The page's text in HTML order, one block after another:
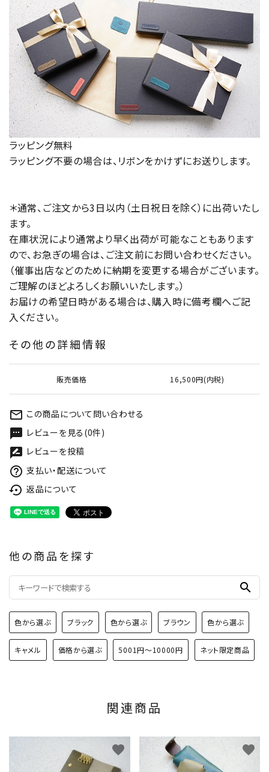
ラッピング無料
ラッピング不要の場合は、リボンをかけずにお送りします。
＊通常、ご注文から3日以内（土日祝日を除く）に出荷いたし
ます。
在庫状況により通常より早く出荷が可能なこともあります
ので、お急ぎの場合は、ご注文前にお問い合わせください。
（催事出店などのために納期を変更する場合がございます。
ご理解のほどよろしくお願いいたします。）
お届けの希望日時がある場合は、購入時に備考欄へご記
入ください。
その他の詳細情報
販売価格 16,500円(内税)
mail_outline この商品について問い合わせる
textsms レビューを見る(0件)
rate_review レビューを投稿
help_outline 支払い・配送について
settings_backup_restore 返品について
他の商品を探す
search
色から選ぶ ブラック 色から選ぶ ブラウン 色から選ぶ
キャメル 価格から選ぶ 5001円～10000円 ネット限定商品
関連商品
favorite favorite